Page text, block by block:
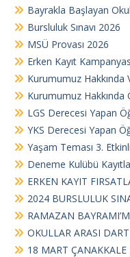
n
m
e
s
Bayrakla Başlayan Okul
Bursluluk Sınavı 2026
MSÜ Provası 2026
Erken Kayıt
Kurumumuz Hakkında
Kurumumuz Hakkında
LGS Derecesi Yapan
YKS Derecesi Yapan
Yaşam Teması 3.
Deneme Kulübü
ERKEN KAYIT
2024 BURSLULUK
RAMAZAN
OKULLAR ARASI
18 MART ÇANAKKALE